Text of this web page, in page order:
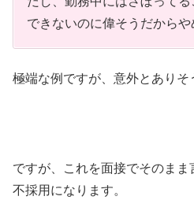
できないのに偉そうだからや
極端な例ですが、意外とありそ
ですが、これを面接でそのまま
不採用になります。